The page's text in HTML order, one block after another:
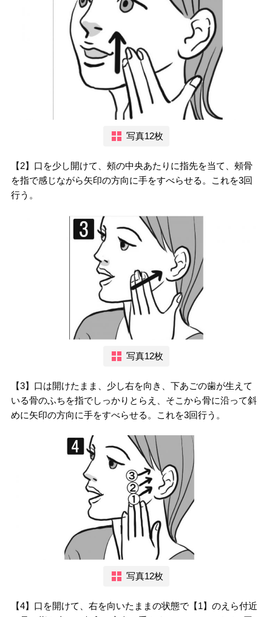
写真12枚
【2】口を少し開けて、頰の中央あたりに指先を当て、頰骨
を指で感じながら矢印の方向に手をすべらせる。これを3回
行う。
写真12枚
【3】口は開けたまま、少し右を向き、下あごの歯が生えて
いる骨のふちを指でしっかりとらえ、そこから骨に沿って斜
めに矢印の方向に手をすべらせる。これを3回行う。
写真12枚
【4】口を開けて、右を向いたままの状態で【1】のえら付近